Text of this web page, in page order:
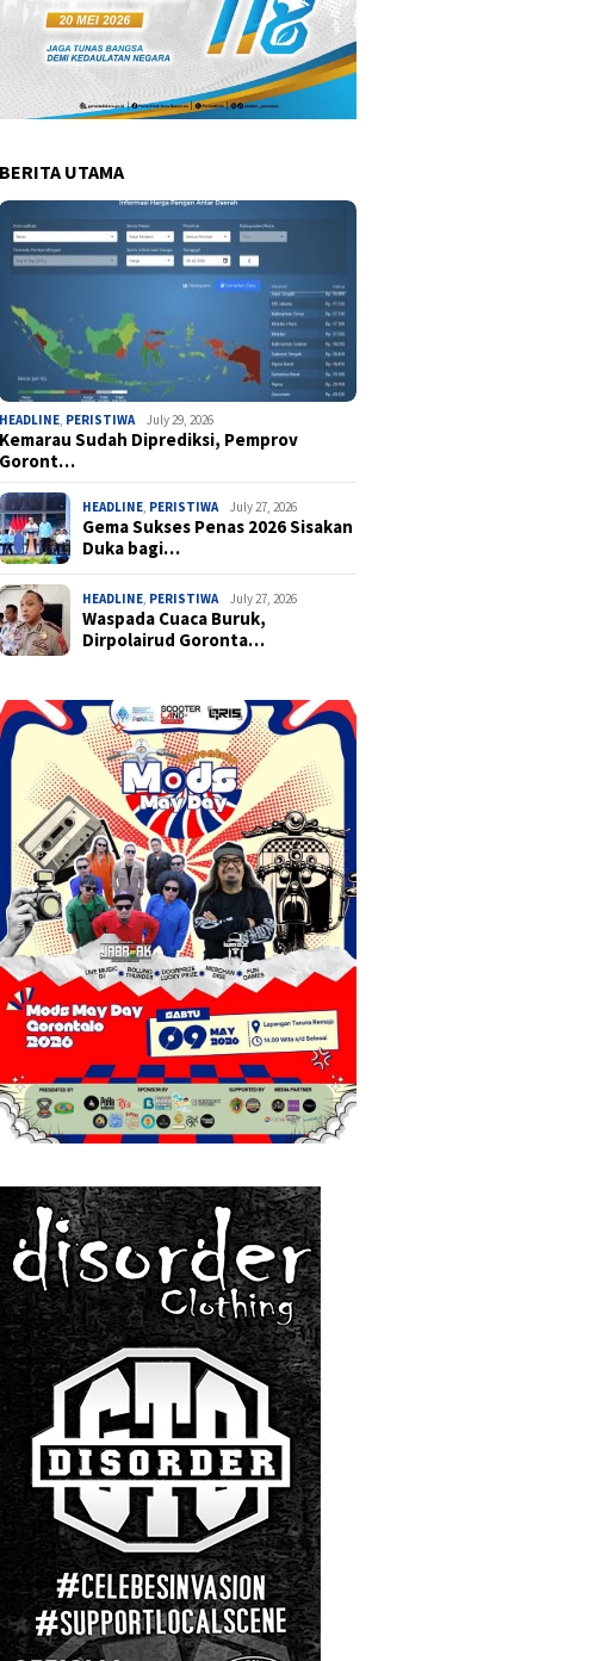
BERITA UTAMA
HEADLINE, PERISTIWA July 29, 2026
Kemarau Sudah Diprediksi, Pemprov
Goront…
HEADLINE, PERISTIWA July 27, 2026
Gema Sukses Penas 2026 Sisakan
Duka bagi…
HEADLINE, PERISTIWA July 27, 2026
Waspada Cuaca Buruk,
Dirpolairud Goronta…